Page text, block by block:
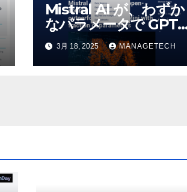
Mistral AI が、わずか
なパラメータで GPT-
4o Mini を上回る新し
いオープンソース モ
デルをリリース |
3月 18, 2025 MANAGETECH